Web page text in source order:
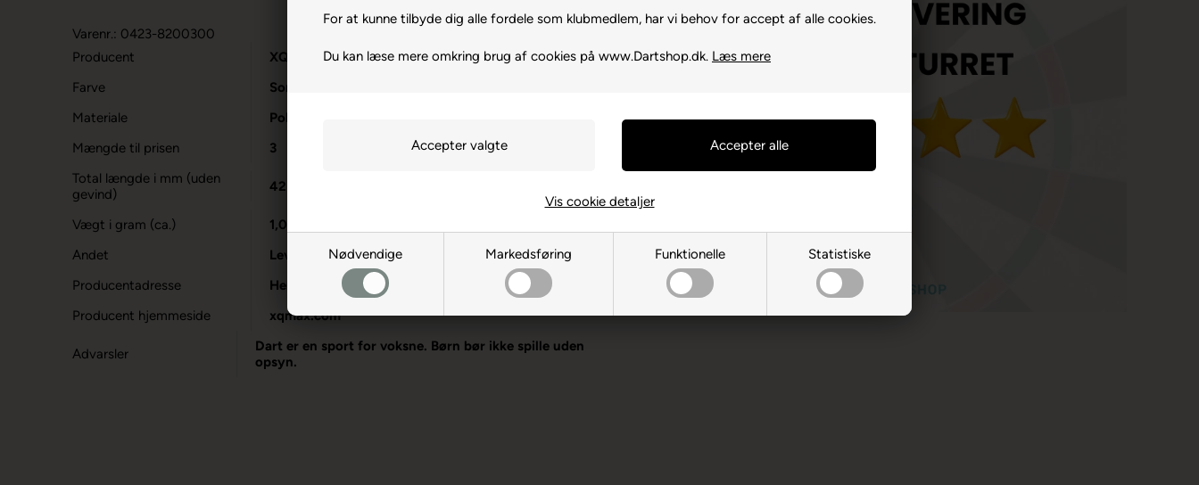
For at kunne tilbyde dig alle fordele som klubmedlem, har vi behov for accept af alle cookies.
Du kan læse mere omkring brug af cookies på www.Dartshop.dk. Læs mere
Nødvendige Markedsføring Funktionelle Statistiske
Vis cookie detaljer
Varenr.: 0423-8200300
Producent
XQMax
Farve
Sort/Rød
Materiale
Polykarbonat
Mængde til prisen
3
Total længde i mm (uden
gevind)
42
Vægt i gram (ca.)
1,0
Andet
Leveres med 3 stk låseringe
Producentadresse
Hermelijnweg 9, NL-4877AE Etten-Leur
Producent hjemmeside
xqmax.com
Advarsler
Dart er en sport for voksne. Børn bør ikke spille uden
opsyn.